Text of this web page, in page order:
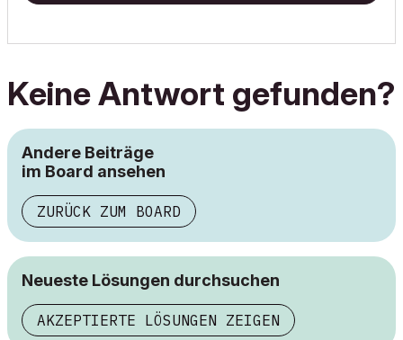
Keine Antwort gefunden?
Andere Beiträge
im Board ansehen
ZURÜCK ZUM BOARD
Neueste Lösungen durchsuchen
AKZEPTIERTE LÖSUNGEN ZEIGEN